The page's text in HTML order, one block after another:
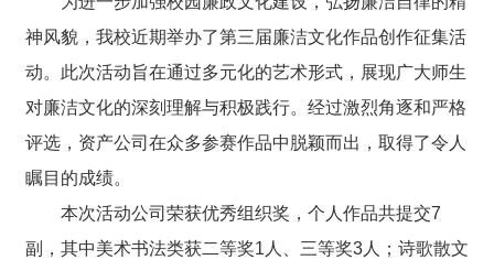
神风貌，我校近期举办了第三届廉洁文化作品创作征集活
动。此次活动旨在通过多元化的艺术形式，展现广大师生
对廉洁文化的深刻理解与积极践行。经过激烈角逐和严格
评选，资产公司在众多参赛作品中脱颖而出，取得了令人
瞩目的成绩。
本次活动公司荣获优秀组织奖，个人作品共提交7
副，其中美术书法类获二等奖1人、三等奖3人；诗歌散文